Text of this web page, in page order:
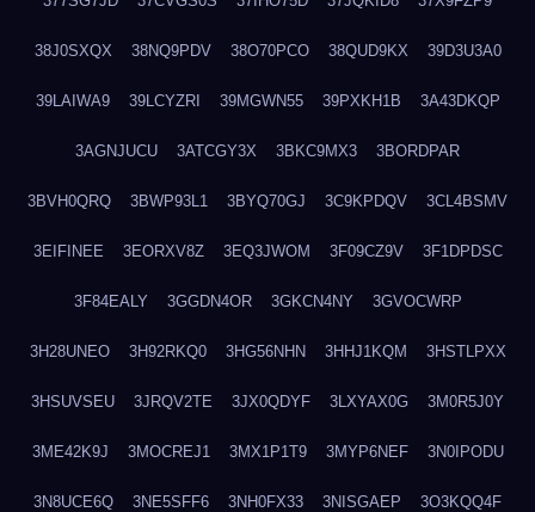
38J0SXQX 38NQ9PDV 38O70PCO 38QUD9KX 39D3U3A0
39LAIWA9 39LCYZRI 39MGWN55 39PXKH1B 3A43DKQP
3AGNJUCU 3ATCGY3X 3BKC9MX3 3BORDPAR
3BVH0QRQ 3BWP93L1 3BYQ70GJ 3C9KPDQV 3CL4BSMV
3EIFINEE 3EORXV8Z 3EQ3JWOM 3F09CZ9V 3F1DPDSC
3F84EALY 3GGDN4OR 3GKCN4NY 3GVOCWRP
3H28UNEO 3H92RKQ0 3HG56NHN 3HHJ1KQM 3HSTLPXX
3HSUVSEU 3JRQV2TE 3JX0QDYF 3LXYAX0G 3M0R5J0Y
3ME42K9J 3MOCREJ1 3MX1P1T9 3MYP6NEF 3N0IPODU
3N8UCE6Q 3NE5SFF6 3NH0FX33 3NISGAEP 3O3KQQ4F